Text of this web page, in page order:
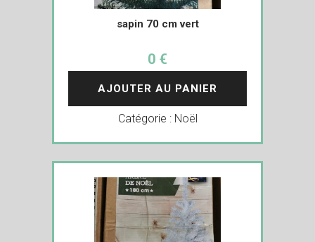
sapin 70 cm vert
0 €
AJOUTER AU PANIER
Catégorie : Noël